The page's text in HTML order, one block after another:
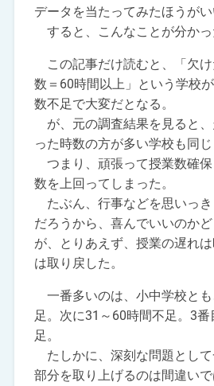
データを当たってみたほうがい
すると、こんなことが分かっ
この記事だけ読むと、「欠
数＝60時間以上」という学校
数不足で大変だとなる。
が、元の調査結果を見ると
った時数の方が多い学校も同じ
つまり、頑張って授業数確
数を上回ってしまった。
たぶん、行事などを思いっ
だろうから、喜んでいいのか
が、とりあえず、授業の遅れ
は取り戻した。
一番多いのは、小中学校と
足。次に31～60時間不足。3
足。
たしかに、深刻な問題とし
部分を取り上げるのは間違いで